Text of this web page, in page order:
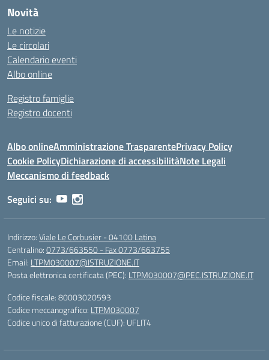
Novità
Le notizie
Le circolari
Calendario eventi
Albo online
Registro famiglie
Registro docenti
Albo onlineAmministrazione TrasparentePrivacy Policy
Cookie PolicyDichiarazione di accessibilitàNote Legali
Meccanismo di feedback
Seguici su:
Indirizzo:Viale Le Corbusier - 04100 Latina
Centralino:0773/663550 - Fax 0773/663755
Email: LTPM030007@ISTRUZIONE.IT
Posta elettronica certificata (PEC): LTPM030007@PEC.ISTRUZIONE.IT
Codice fiscale: 80003020593
Codice meccanografico: LTPM030007
Codice unico di fatturazione (CUF): UFLIT4